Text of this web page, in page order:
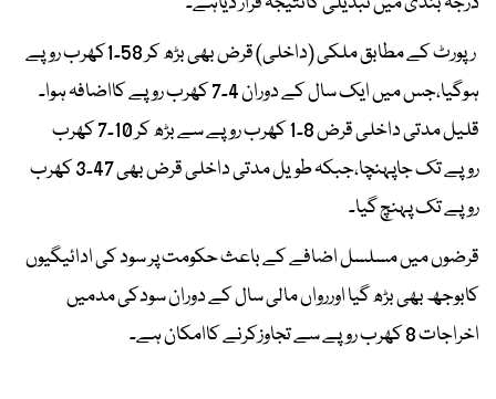
رپورٹ کے مطابق ملکی (داخلی) قرض بھی بڑھ کر 58۔1کھرب روپے
ہوگیا،جس میں ایک سال کے دوران 4۔7 کھرب روپے کااضافہ ہوا۔
قلیل مدتی داخلی قرض 8۔1 کھرب روپے سے بڑھ کر 10۔7 کھرب
روپے تک جاپہنچا،جبکہ طویل مدتی داخلی قرض بھی 47۔3 کھرب
روپے تک پہنچ گیا۔
قرضوں میں مسلسل اضافے کے باعث حکومت پر سود کی ادائیگیوں
کابوجھ بھی بڑھ گیا اوررواں مالی سال کے دوران سودکی مدمیں
اخراجات 8 کھرب روپے سے تجاوزکرنے کاامکان ہے۔